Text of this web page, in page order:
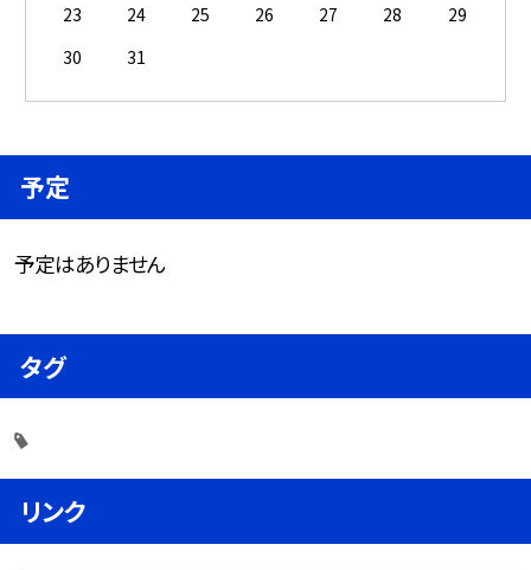
23
24 25 26 27 28
29
30
31
予定
予定はありません
タグ
リンク